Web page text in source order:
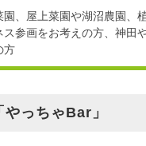
、屋上菜園や湖沼農園、
参画をお考えの方、神田
方
っちゃBar」